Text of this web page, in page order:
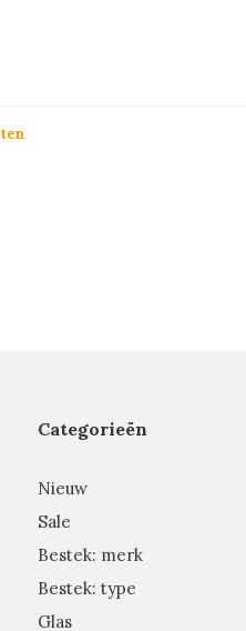
Categorieën
Nieuw
Sale
Bestek: merk
Bestek: type
Glas